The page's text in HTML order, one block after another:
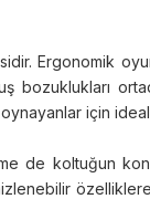
Ergonomik
için
de koltuğun
özelliklere